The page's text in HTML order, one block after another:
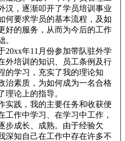
汉，逐渐叩开了学员培训事业
何要求学员的基本流程，及如
好的服务，从而为今后的工作
。
年11月份参加带队驻外学
外培训的知识、员工条例及行
的学习，充实了我的理论知
治素质，为如何成为一名合格
理论上的指导。
实践，我的主要任务和收获便
工作中学习、在学习中工作，
步成长、成熟。由于经验欠
深知自己在工作中存在许多不